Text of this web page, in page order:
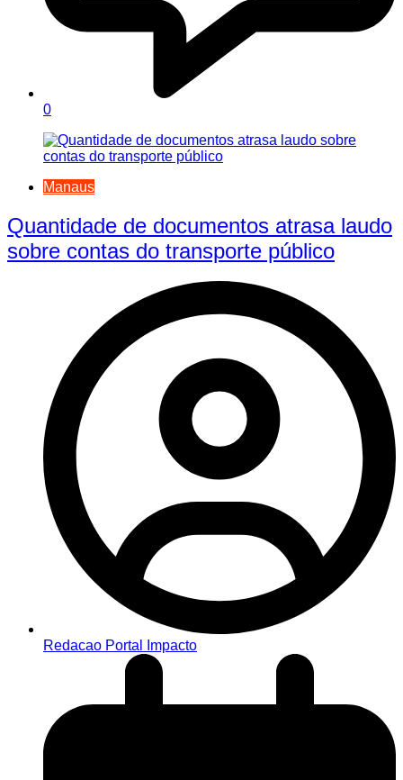
0
Manaus
Quantidade de documentos atrasa laudo
sobre contas do transporte público
Redacao Portal Impacto